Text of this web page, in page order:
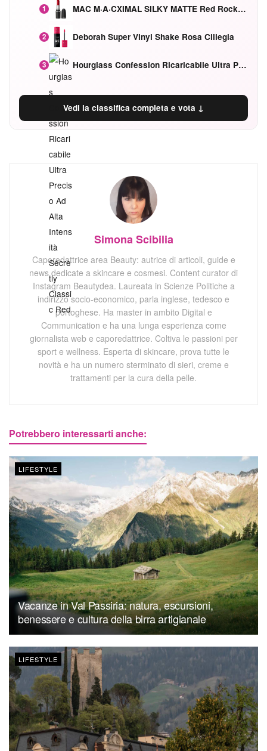
1 MAC M·A·CXIMAL SILKY MATTE Red Rock mat
2 Deborah Super Vinyl Shake Rosa Ciliegia
3 Hourglass Confession Ricaricabile Ultra Preciso Ad Alta Intensità Secretly Classic Red
Vedi la classifica completa e vota ↓
Simona Scibilia
Caporedattrice area Beauty: autrice di articoli, guide e
news dedicate a skincare e cosmesi. Content curator di
Instagram Beautydea. Laureata in Scienze Politiche a
indirizzo socio-economico, parla inglese, tedesco e
portoghese. Ha master in ambito Digital e
Communication e ha una lunga esperienza come
giornalista web e caporedattrice. Coltiva le passioni per
sport e wellness. Esperta di skincare, prova tutte le
novità e ha un numero sterminato di sieri, creme e
trattamenti per la cura della pelle.
Potrebbero interessarti anche:
LIFESTYLE
Vacanze in Val Passiria: natura, escursioni,
benessere e cultura della birra artigianale
LIFESTYLE